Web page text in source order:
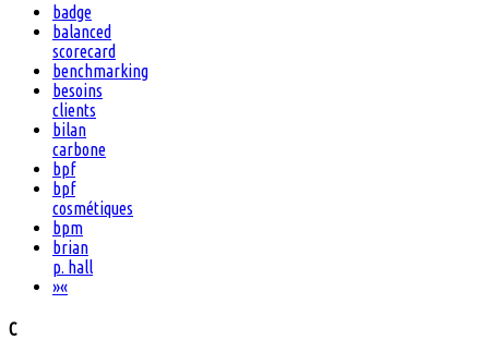
badge
balanced
scorecard
benchmarking
besoins
clients
bilan
carbone
bpf
bpf
cosmétiques
bpm
brian
p. hall
»«
C